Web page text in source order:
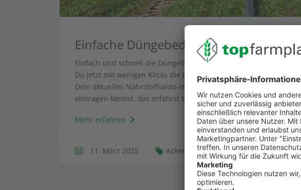
Einfache Düngebedarfsermittlung in
Einfach und schnell die Düngebedarfsermittlung erstellen? Kein
Du jetzt mit wenigen Klicks die Düngebedarfsermittlung für
Dein aktuelles Nährstoffsaldo immer im Blick! Wie Du dabei am
eintragen kannst, das erfährst Du in der folgenden Anleitung.
Mehr erfahren
11. März 2025 Ackerschlagkartei DBE